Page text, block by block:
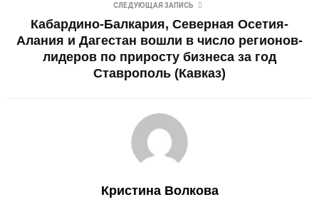
СЛЕДУЮЩАЯ ЗАПИСЬ
Кабардино-Балкария, Северная Осетия-
Алания и Дагестан вошли в число регионов-
лидеров по приросту бизнеса за год
Ставрополь (Кавказ)
Кристина Волкова